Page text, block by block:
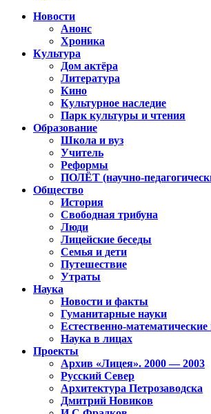
Новости
Анонс
Хроника
Культура
Дом актёра
Литература
Кино
Культурное наследие
Парк культуры и чтения
Образование
Школа и вуз
Учитель
Реформы
ПОЛЁТ (научно-
Общество
История
Свободная трибуна
Люди
Лицейские беседы
Семья и дети
Путешествие
Утраты
Наука
Новости и факты
Гуманитарные науки
Естественно-математические
Наука в лицах
Проекты
Архив «Лицея». 2000 — 2003
Русский Север
Архитектура Петрозаводска
Дмитрий Новиков